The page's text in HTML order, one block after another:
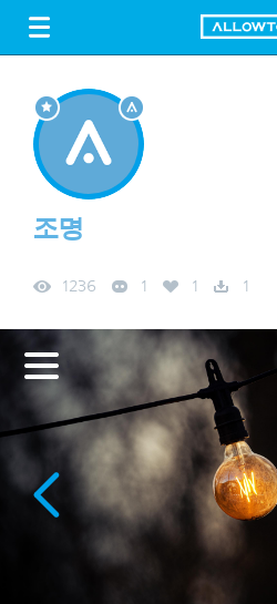
FREE DOWNLOAD
조명
1236 1 1 1